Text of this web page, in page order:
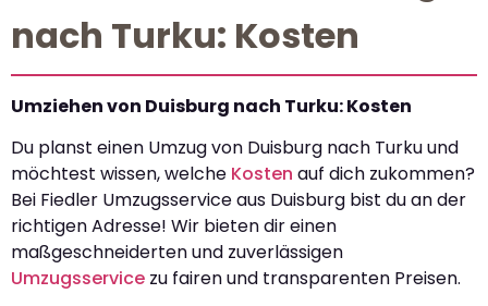
nach Turku: Kosten
Umziehen von Duisburg nach Turku: Kosten
Du planst einen Umzug von Duisburg nach Turku und
möchtest wissen, welche Kosten auf dich zukommen?
Bei Fiedler Umzugsservice aus Duisburg bist du an der
richtigen Adresse! Wir bieten dir einen
maßgeschneiderten und zuverlässigen
Umzugsservice zu fairen und transparenten Preisen.